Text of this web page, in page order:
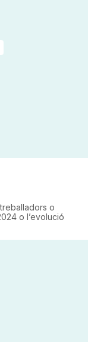
o
o l’evolució